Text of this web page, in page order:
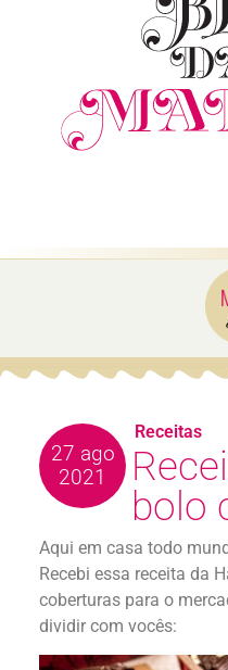
27 ago
2021
bolo
Aqui em casa todo
Recebi essa receita da
coberturas para o
dividir com vocês:
Receitas